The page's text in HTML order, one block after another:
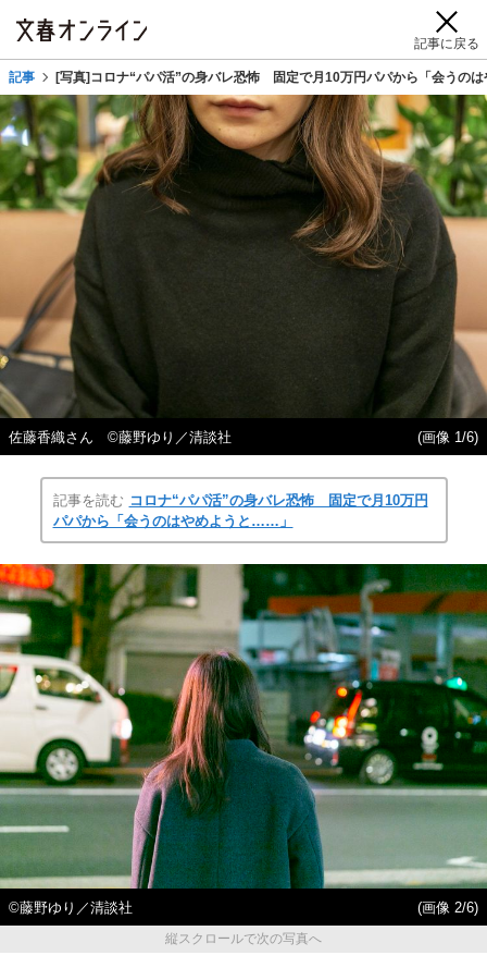
記事に戻る
記事 [写真]コロナ“パパ活”の身バレ恐怖 固定で月10万円パパから「会うの
佐藤香織さん ©︎藤野ゆり／清談社 (画像 1/6)
記事を読む コロナ“パパ活”の身バレ恐怖 固定で月10万円
パパから「会うのはやめようと……」
©︎藤野ゆり／清談社
(画像 2/6)
縦スクロールで次の写真へ